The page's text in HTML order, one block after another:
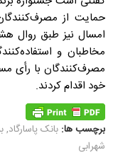
حمایت از
امسال نیز طبق روال
مخاطبان و
مصرف‌کنندگان با رأی
خود اقدام کردند.
برچسب ها: بانک پاسارگاد,
شهرابی